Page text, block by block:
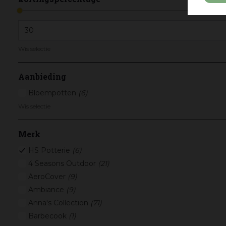
Aanbieding
Bloempotten (6)
Merk
HS Potterie (6)
4 Seasons Outdoor (21)
AeroCover (9)
Ambiance (9)
Anna's Collection (71)
Barbecook (1)